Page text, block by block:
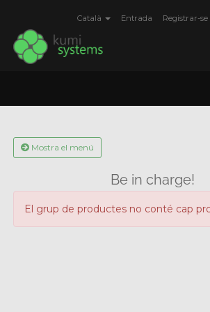
Català Entrada Registrar-se
Mostra el menú
Be in charge!
El grup de productes no conté cap